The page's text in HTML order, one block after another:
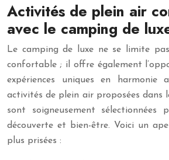
Activités de plein air
avec le camping de
Le camping de luxe ne se limite
confortable ; il offre également
expériences uniques en harmonie
activités de plein air proposées dans
sont soigneusement sélectionnées
découverte et bien-être. Voici un
plus prisées :